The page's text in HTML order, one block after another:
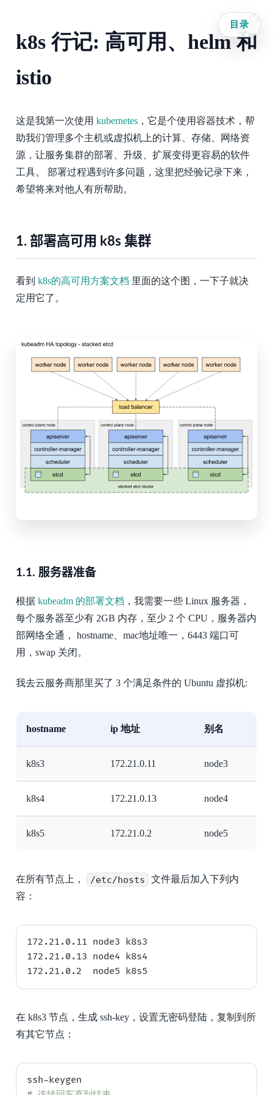
k8s 行记: 高可用、helm 和
istio
这是我第一次使用 kubernetes，它是个使用容器技术，帮
助我们管理多个主机或虚拟机上的计算、存储、网络资
源，让服务集群的部署、升级、扩展变得更容易的软件
工具。 部署过程遇到许多问题，这里把经验记录下来，
希望将来对他人有所帮助。
1.部署高可用 k8s 集群
看到 k8s的高可用方案文档 里面的这个图，一下子就决
定用它了。
1.1. 服务器准备
根据 kubeadm 的部署文档 ，我需要一些 Linux 服务器，
每个服务器至少有 2GB 内存，至少 2 个 CPU，服务器内
部网络全通， hostname、mac地址唯一，6443 端口可
用，swap 关闭。
我去云服务商那里买了 3 个满足条件的 Ubuntu 虚拟机:
hostname ip 地址 别名
k8s3 172.21.0.11 node3
k8s4 172.21.0.13 node4
k8s5 172.21.0.2 node5
在所有节点上， /etc/hosts
文件最后加入下列内
容：
172.21.0.11 node3 k8s3
172.21.0.13 node4 k8s4
在 k8s3 节点，生成 ssh-key，设置无密码登陆，复制到所
有其它节点：
目录